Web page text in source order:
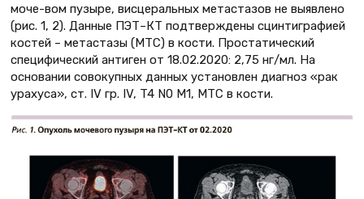
моче-вом пузыре, висцеральных метастазов не выявлено
(рис. 1, 2). Данные ПЭТ–КТ подтверждены сцинтиграфией
костей – метастазы (МТС) в кости. Простатический
специфический антиген от 18.02.2020: 2,75 нг/мл. На
основании совокупных данных установлен диагноз «рак
урахуса», ст. IV гр. IV, T4 N0 M1, МТС в кости.